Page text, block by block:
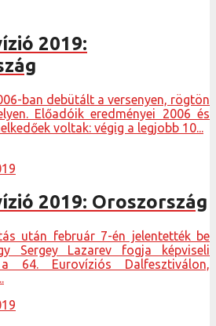
2019:
ban debütált a versenyen, rögtön
Előadóik eredményei 2006 és
voltak: végig a legjobb 10...
2019: Oroszország
után február 7-én jelentették be
Sergey Lazarev fogja képviseli
64. Eurovíziós Dalfesztiválon,